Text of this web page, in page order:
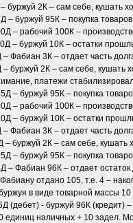
буржуй 2К – сам себе, кушать
– буржуй 95К – покупка
– рабочий 100К –
– буржуй 10К – остатки
– Фабиан 3К – отдает часть
буржуй 2К – сам себе, кушать
платежи
– буржуй 95К – покупка
– рабочий 100К –
– буржуй 10К – остатки
– Фабиан 3К – отдает часть
– буржуй 2К – сам себе, кушать
– буржуй 95К – покупка
– Фабиан 96К – отдает
отдано 105, т.е. 4 –
в виде товарной массы
(дебет) - буржуй 96К (кредит) –
единиц наличных + 10 задел.